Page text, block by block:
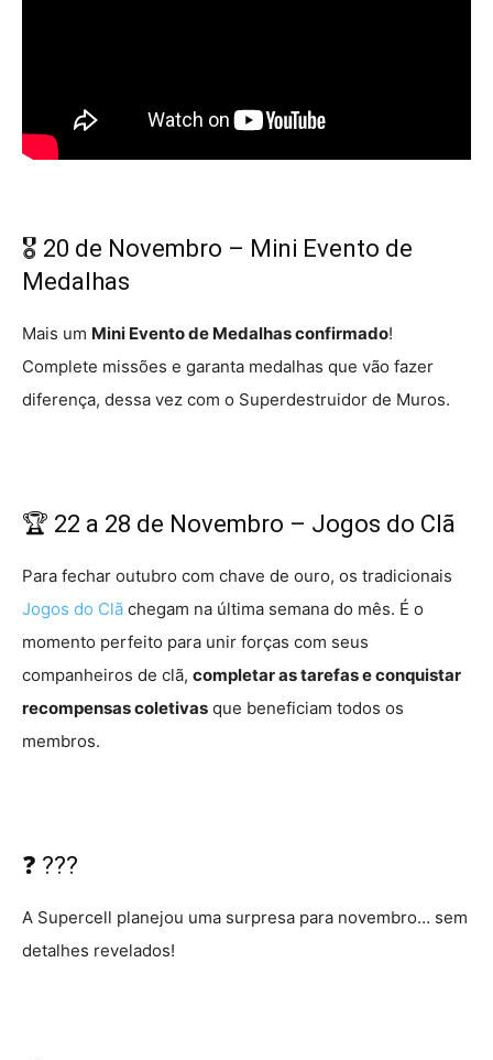
🎖️ 20 de Novembro – Mini Evento de
Medalhas
Mais um Mini Evento de Medalhas confirmado!
Complete missões e garanta medalhas que vão fazer
diferença, dessa vez com o Superdestruidor de Muros.
🏆 22 a 28 de Novembro – Jogos do Clã
Para fechar outubro com chave de ouro, os tradicionais
Jogos do Clã chegam na última semana do mês. É o
momento perfeito para unir forças com seus
companheiros de clã, completar as tarefas e conquistar
recompensas coletivas que beneficiam todos os
membros.
❓ ???
A Supercell planejou uma surpresa para novembro… sem
detalhes revelados!